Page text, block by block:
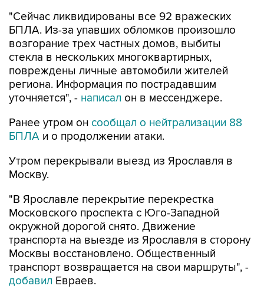
"Сейчас ликвидированы все 92 вражеских
БПЛА. Из-за упавших обломков произошло
возгорание трех частных домов, выбиты
стекла в нескольких многоквартирных,
повреждены личные автомобили жителей
региона. Информация по пострадавшим
уточняется", - написал он в мессенджере.
Ранее утром он сообщал о нейтрализации 88
БПЛА и о продолжении атаки.
Утром перекрывали выезд из Ярославля в
Москву.
"В Ярославле перекрытие перекрестка
Московского проспекта с Юго-Западной
окружной дорогой снято. Движение
транспорта на выезде из Ярославля в сторону
Москвы восстановлено. Общественный
транспорт возвращается на свои маршруты", -
добавил Евраев.